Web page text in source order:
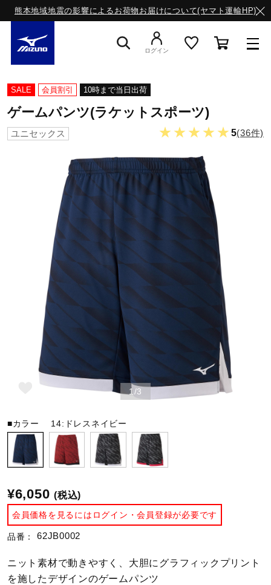
熊本地域地震の影響によるお荷物お届けについて(ヤマト運輸HP)
スニーカー
ライフスタイルウエア
ランニング
サッカー／フットサル
トレーニング
野球
ゴルフ
バレーボール
バドミントン
陸上競技
ログイン
SALE 会員割引 10時まで当日出荷
ゲームパンツ(ラケットスポーツ)
ユニセックス ★★★★★ 5(36件)
1/3
■カラー 14:ドレスネイビー
¥6,050 (税込)
会員価格を見るにはログイン・会員登録が必要です
品番： 62JB0002
ニット素材で動きやすく、大胆にグラフィックプリント
を施したデザインのゲームパンツ